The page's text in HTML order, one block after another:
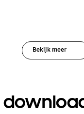
Bekijk meer